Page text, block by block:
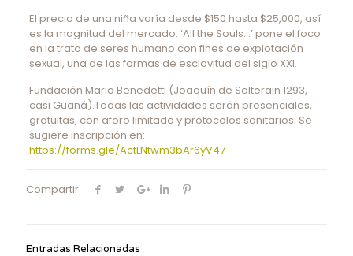
El precio de una niña varía desde $150 hasta $25,000, así
es la magnitud del mercado. ‘All the Souls…’ pone el foco
en la trata de seres humano con fines de explotación
sexual, una de las formas de esclavitud del siglo XXI.
Fundación Mario Benedetti (Joaquín de Salterain 1293,
casi Guaná).Todas las actividades serán presenciales,
gratuitas, con aforo limitado y protocolos sanitarios. Se
sugiere inscripción en:
https://forms.gle/ActLNtwm3bAr6yV47
Compartir
Entradas Relacionadas